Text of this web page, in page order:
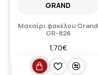
GRAND
Μαχαίρι φακέλου Grand
GR-826
1,70€